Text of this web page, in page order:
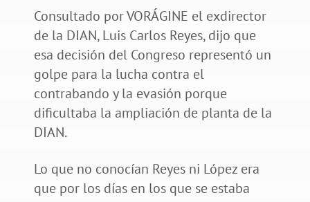
Consultado por VORÁGINE el exdirector
de la DIAN, Luis Carlos Reyes, dijo que
esa decisión del Congreso representó un
golpe para la lucha contra el
contrabando y la evasión porque
dificultaba la ampliación de planta de la
DIAN.
Lo que no conocían Reyes ni López era
que por los días en los que se estaba